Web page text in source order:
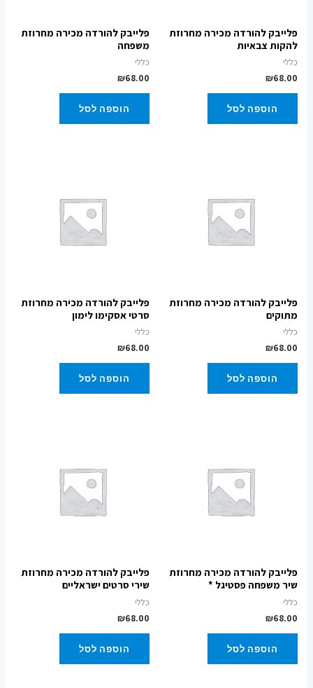
פלייבק להורדה מכירה מחרוזת
להקות צבאיות
כללי
₪68.00
הוספה לסל
פלייבק להורדה מכירה מחרוזת
משפחה
כללי
₪68.00
הוספה לסל
פלייבק להורדה מכירה מחרוזת
מתוקים
כללי
₪68.00
הוספה לסל
פלייבק להורדה מכירה מחרוזת
סרטי אסקימו לימון
כללי
₪68.00
הוספה לסל
פלייבק להורדה מכירה מחרוזת
שיר משפחה פסטיגל *
כללי
₪68.00
הוספה לסל
פלייבק להורדה מכירה מחרוזת
שירי סרטים ישראליים
כללי
₪68.00
הוספה לסל